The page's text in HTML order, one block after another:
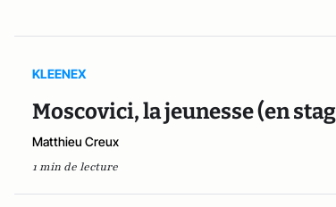
KLEENEX
Moscovici, la jeunesse (en
Matthieu Creux
1 min de lecture